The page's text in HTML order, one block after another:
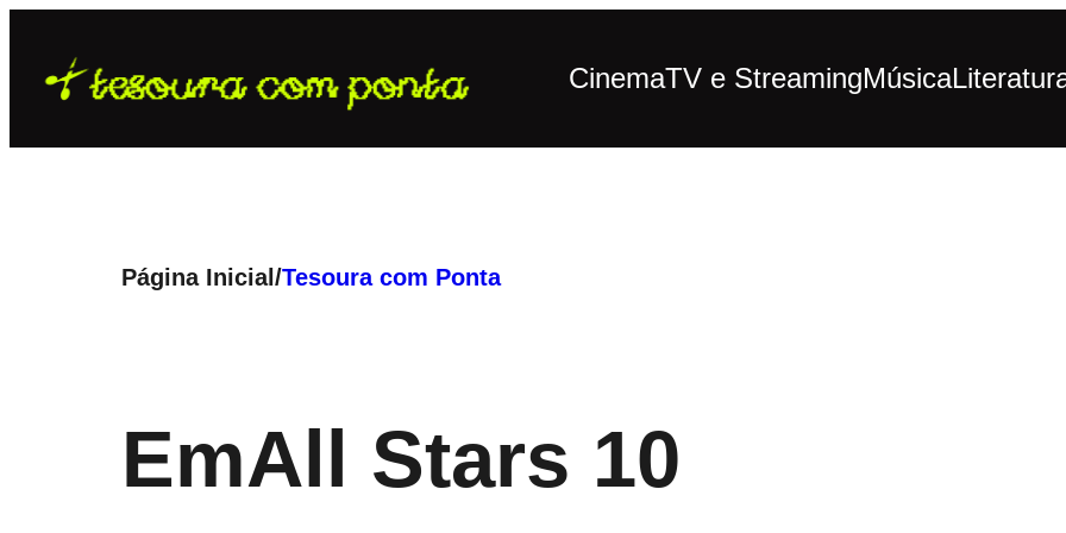
para
CinemaTV e StreamingMúsica
Página Inicial/Tesoura com Ponta
EmAll Stars 10